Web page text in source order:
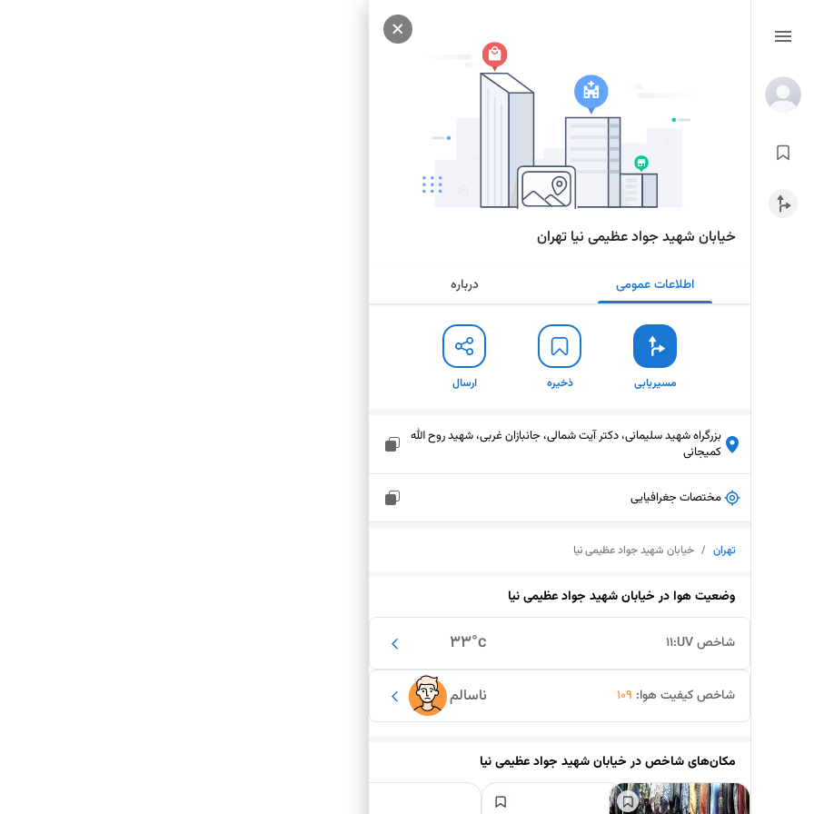
خیابان شهید جواد عظیمی نیا تهران
اطلاعات عمومی درباره
مسیریابی ذخیره ارسال
بزرگراه شهید سلیمانی، دکتر آیت شمالی، جانبازان غربی، شهید روح الله
کمیجانی
مختصات جغرافیایی
تهران / خیابان شهید جواد عظیمی نیا
وضعیت هوا درخیابان شهید جواد عظیمی نیا
33°c شاخص UV: 11
ناسالم شاخص کیفیت هوا: 109
مکان‌های شاخص درخیابان شهید جواد عظیمی نیا